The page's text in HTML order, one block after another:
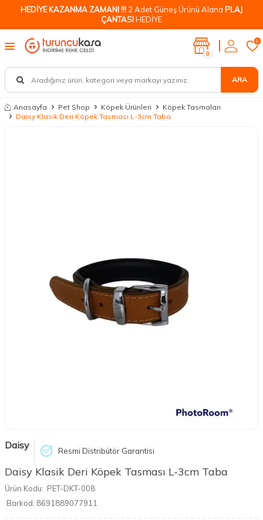
HEDİYE KAZANMA ZAMANI !!! 2 Adet Güneş Ürünü Alana PLAJ
ÇANTASIHEDİYE
ARA
0
0
Anasayfa Pet Shop Köpek Ürünleri
Köpek Tasmaları
Daisy Klasik Deri Köpek Tasması L-3cm Taba
Daisy Resmi Distribütör Garantisi
Daisy Klasik Deri Köpek Tasması L-3cm Taba
Ürün Kodu: PET-DKT-008
Barkod: 8691889077911